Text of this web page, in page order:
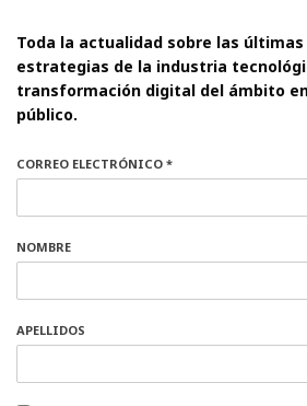
Toda la actualidad sobre las
estrategias de la industria
transformación digital del ámbito
público.
CORREO ELECTRÓNICO *
NOMBRE
APELLIDOS